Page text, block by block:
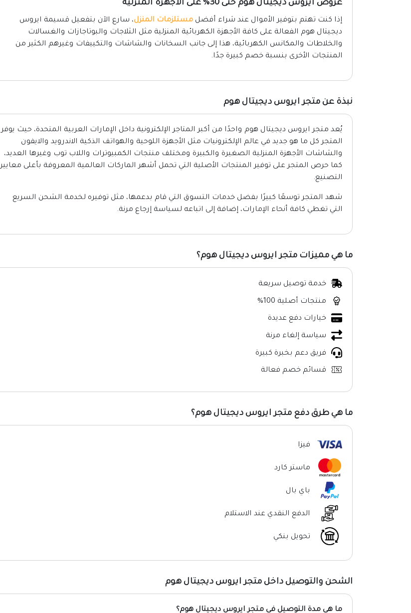
عروض ايروس ديجيتال هوم حتى 30% على الأجهزة المنزلية
إذا كنت تهتم بتوفير الأموال عند شراء أفضل مستلزمات المنزل، سارع الآن بتفعيل قسيمة ايروس
ديجيتال هوم الفعالة على كافة الأجهزة الكهربائية المنزلية مثل الثلاجات والبوتاجازات والغسالات
والخلاطات والمكانس الكهربائية، هذا إلى جانب السخانات والشاشات والتكييفات وغيرهم الكثير من
المنتجات الأخرى بنسبة خصم كبيرة جدًا.
نبذة عن متجر ايروس ديجيتال هوم
يُعد متجر ايروس ديجيتال هوم واحدًا من أكبر المتاجر الإلكترونية داخل الإمارات العربية المتحدة، حيث يوفر
المتجر كل ما هو جديد في عالم الإلكترونيات مثل الأجهزة اللوحية والهواتف الذكية الاندرويد والايفون
والشاشات الأجهزة المنزلية الصغيرة والكبيرة ومختلف منتجات الكمبيوترات واللاب توب وغيرها العديد،
كما حرص المتجر على توفير المنتجات الأصلية التي تحمل أشهر الماركات العالمية المعروفة بأعلى معايير
التصنيع.
شهد المتجر توسعًا كبيرًا بفضل خدمات التسوق التي قام بدعمها، مثل توفيره لخدمة الشحن السريع
التي تغطي كافة أنحاء الإمارات، إضافة إلى اتباعه لسياسة إرجاع مرنة.
ما هي مميزات متجر ايروس ديجيتال هوم؟
خدمة توصيل سريعة
منتجات أصلية 100%
خيارات دفع عديدة
سياسة إلغاء مرنة
فريق دعم بخبرة كبيرة
قسائم خصم فعالة
ما هي طرق دفع متجر ايروس ديجيتال هوم؟
فيزا
ماستر كارد
باي بال
الدفع النقدي عند الاستلام
تحويل بنكي
الشحن والتوصيل داخل متجر ايروس ديجيتال هوم
ما هي مدة التوصيل فى متجر ايروس ديجيتال هوم؟